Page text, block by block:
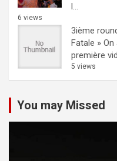
l...
6 views
3ième
Fatale » On
première
5 views
You may Missed